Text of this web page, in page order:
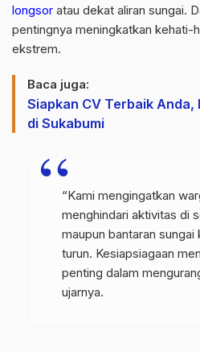
longsor atau dekat aliran sungai.
pentingnya meningkatkan kehati-
ekstrem.
Baca juga:
Siapkan CV Terbaik Anda,
di Sukabumi
“Kami mengingatkan
menghindari aktivitas di
maupun bantaran sungai
turun. Kesiapsiagaan
penting dalam
ujarnya.